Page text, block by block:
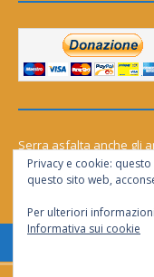
Serra asfalta anche gli
Le migliori agenzie
Privacy e cookie:
questo sito web,
Per ulteriori
Informativa sui cookie